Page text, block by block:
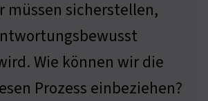
müssen sicherstellen,
Wie können wir die
Prozess einbeziehen?